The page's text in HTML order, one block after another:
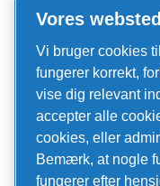
Quick Links
Job og karriere
Nyheder og
Kataloger og
Salgs- og
Service
Vores
Vi bruger cookies
fungerer korrekt,
vise dig relevant
accepter alle
cookies, eller
Bemærk, at nogle
fungerer efter